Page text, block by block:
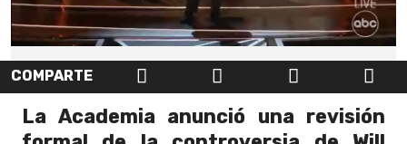
COMPARTE
La Academia anunció una revisión